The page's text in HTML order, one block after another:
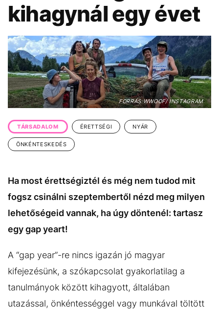
KÖZÉLET UTAZÁS
ÉLETMÓD DESIGN
BESZÉLGETÉSEK ARCOK
VIDEÓ TÖRTÉNETEK
GASZTRO
kihagynál egy évet
FORRÁS WWOOF/ INSTAGRAM
TÁRSADALOM ÉRETTSÉGI NYÁR
ÖNKÉNTESKEDÉS
Ha most érettségiztél és még nem tudod mit
fogsz csinálni szeptembertől nézd meg milyen
lehetőségeid vannak, ha úgy döntenél: tartasz
egy gap yeart!
A “gap year”-re nincs igazán jó magyar
kifejezésünk, a szókapcsolat gyakorlatilag a
tanulmányok között kihagyott, általában
utazással, önkéntességgel vagy munkával töltött